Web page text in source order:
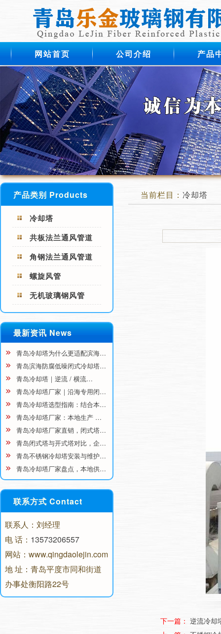
网站首页 公司介绍 产品
产品类别 Products
冷却塔
共板法兰通风管道
角钢法兰通风管道
螺旋风管
无机玻璃钢风管
最新资讯 News
青岛冷却塔为什么更适配滨海…
青岛滨海防腐低噪闭式冷却塔…
青岛冷却塔｜逆流 / 横流…
青岛冷却塔厂家｜沿海专用闭…
青岛冷却塔选型指南：结合本…
青岛冷却塔厂家：本地生产 …
青岛冷却塔厂家直销，闭式塔…
青岛闭式塔与开式塔对比，企…
青岛不锈钢冷却塔安装与维护…
青岛冷却塔厂家盘点，本地供…
联系方式 Contact
联系人：刘经理
电 话： 13573206557
网站：www.qingdaolejin.com
地 址：青岛平度市同和街道
办事处衡阳路22号
当前栏目： 冷却塔
下一篇： 逆流冷却